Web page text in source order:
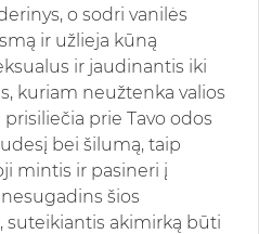
o sodri vanilės
ir užlieja kūną
ir jaudinantis iki
kuriam neužtenka valios
prie Tavo odos
bei šilumą, taip
mintis ir pasineri į
šios
suteikiantis akimirką būti